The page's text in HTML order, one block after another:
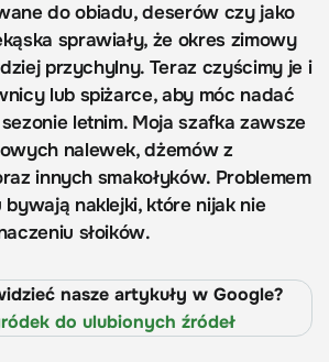
do obiadu, deserów czy jako
sprawiały, że okres zimowy
przychylny. Teraz czyścimy je i
lub spiżarce, aby móc nadać
letnim. Moja szafka zawsze
nalewek, dżemów z
innych smakołyków. Problemem
naklejki, które nijak nie
słoików.
nasze artykuły w Google?
do ulubionych źródeł